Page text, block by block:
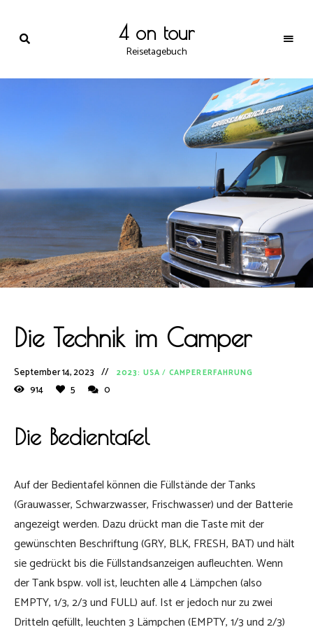
4 on tour
Reisetagebuch
Die Technik im Camper
September 14, 2023 2023: USA / CAMPERERFAHRUNG
914 5 0
Die Bedientafel
Auf der Bedientafel können die Füllstände der Tanks
(Grauwasser, Schwarzwasser, Frischwasser) und der Batterie
angezeigt werden. Dazu drückt man die Taste mit der
gewünschten Beschriftung (GRY, BLK, FRESH, BAT) und hält
sie gedrückt bis die Füllstandsanzeigen aufleuchten. Wenn
der Tank bspw. voll ist, leuchten alle 4 Lämpchen (also
EMPTY, 1/3, 2/3 und FULL) auf. Ist er jedoch nur zu zwei
Dritteln gefüllt, leuchten 3 Lämpchen (EMPTY, 1/3 und 2/3)